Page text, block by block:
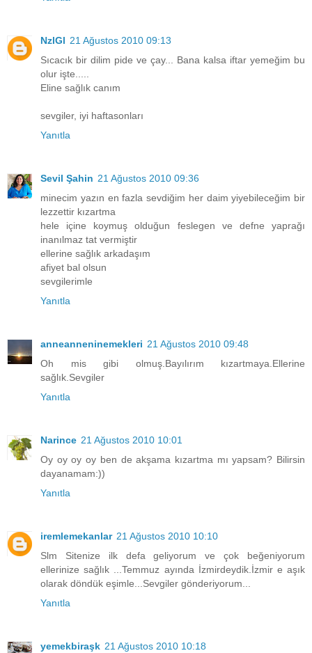
NzlGl 21 Ağustos 2010 09:13
Sıcacık bir dilim pide ve çay... Bana kalsa iftar yemeğim bu
olur işte.....
Eline sağlık canım
sevgiler, iyi haftasonları
Yanıtla
Sevil Şahin 21 Ağustos 2010 09:36
minecim yazın en fazla sevdiğim her daim yiyebileceğim bir
lezzettir kızartma
hele içine koymuş olduğun feslegen ve defne yaprağı
inanılmaz tat vermiştir
ellerine sağlık arkadaşım
afiyet bal olsun
sevgilerimle
Yanıtla
anneanneninemekleri 21 Ağustos 2010 09:48
Oh mis gibi olmuş.Bayılırım kızartmaya.Ellerine
sağlık.Sevgiler
Yanıtla
Narince 21 Ağustos 2010 10:01
Oy oy oy oy ben de akşama kızartma mı yapsam? Bilirsin
dayanamam:))
Yanıtla
iremlemekanlar 21 Ağustos 2010 10:10
Slm Sitenize ilk defa geliyorum ve çok beğeniyorum
ellerinize sağlık ...Temmuz ayında İzmirdeydik.İzmir e aşık
olarak döndük eşimle...Sevgiler gönderiyorum...
Yanıtla
yemekbiraşk 21 Ağustos 2010 10:18